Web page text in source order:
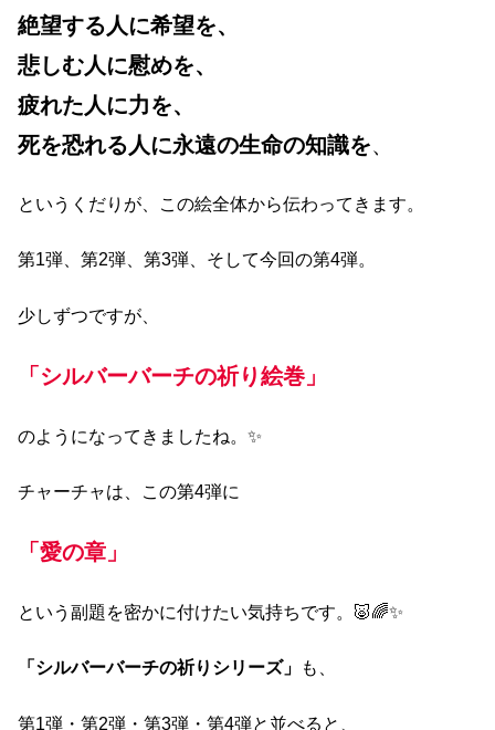
絶望する人に希望を、
悲しむ人に慰めを、
疲れた人に力を、
死を恐れる人に永遠の生命の知識を、
というくだりが、この絵全体から伝わってきます。
第1弾、第2弾、第3弾、そして今回の第4弾。
少しずつですが、
「シルバーバーチの祈り絵巻」
のようになってきましたね。✨
チャーチャは、この第4弾に
「愛の章」
という副題を密かに付けたい気持ちです。🐷🌈✨
「シルバーバーチの祈りシリーズ」 も、
第1弾・第2弾・第3弾・第4弾と並べると、